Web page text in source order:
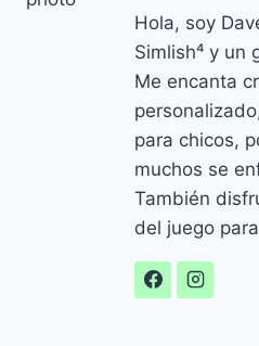
Hola, soy
Simlish⁴ y un
Me encanta
para chicos,
muchos se
También
del juego